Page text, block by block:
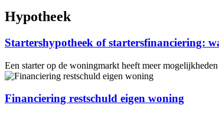
Hypotheek
Startershypotheek of startersfinanciering:
Een starter op de woningmarkt heeft meer
Financiering restschuld eigen woning